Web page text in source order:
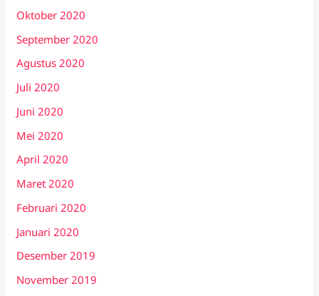
Oktober 2020
September 2020
Agustus 2020
Juli 2020
Juni 2020
Mei 2020
April 2020
Maret 2020
Februari 2020
Januari 2020
Desember 2019
November 2019